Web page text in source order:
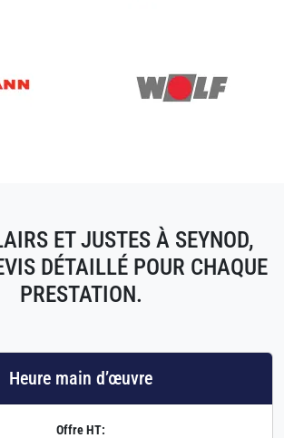
ET JUSTES À SEYNOD,
DÉTAILLÉ POUR CHAQUE
PRESTATION.
Heure main d’œuvre
Offre HT: